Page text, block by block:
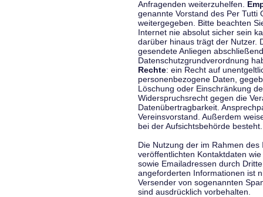
Anfragenden weiterzuhelfen.
genannte Vorstand des Per Tutti
weitergegeben. Bitte beachten
Internet nie absolut sicher sein
darüber hinaus trägt der Nutzer.
gesendete Anliegen
Datenschutzgrundverordnung
Rechte: ein Recht auf
personenbezogene Daten,
Löschung oder Einschränkung
Widerspruchsrecht gegen die
Datenübertragbarkeit.
Vereinsvorstand. Außerdem
bei der Aufsichtsbehörde besteht.
Die Nutzung der im Rahmen
veröffentlichten Kontaktdaten
sowie Emailadressen durch
angeforderten Informationen ist
Versender von sogenannten
sind ausdrücklich vorbehalten.